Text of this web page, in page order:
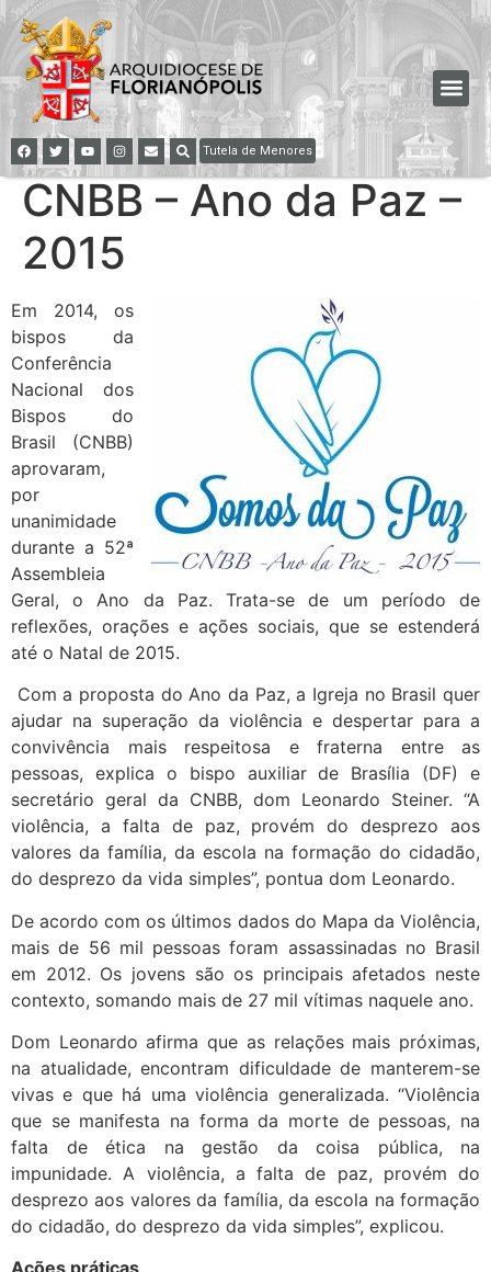
Tutela de Menores
CNBB – Ano da Paz –
2015
Em 2014, os
bispos da
Conferência
Nacional dos
Bispos do
Brasil (CNBB)
aprovaram,
por
unanimidade
durante a 52ª
Assembleia
Geral, o Ano da Paz. Trata-se de um período de
reflexões, orações e ações sociais, que se estenderá
até o Natal de 2015.
Com a proposta do Ano da Paz, a Igreja no Brasil quer
ajudar na superação da violência e despertar para a
convivência mais respeitosa e fraterna entre as
pessoas, explica o bispo auxiliar de Brasília (DF) e
secretário geral da CNBB, dom Leonardo Steiner. “A
violência, a falta de paz, provém do desprezo aos
valores da família, da escola na formação do cidadão,
do desprezo da vida simples”, pontua dom Leonardo.
De acordo com os últimos dados do Mapa da Violência,
mais de 56 mil pessoas foram assassinadas no Brasil
em 2012. Os jovens são os principais afetados neste
contexto, somando mais de 27 mil vítimas naquele ano.
Dom Leonardo afirma que as relações mais próximas,
na atualidade, encontram dificuldade de manterem-se
vivas e que há uma violência generalizada. “Violência
que se manifesta na forma da morte de pessoas, na
falta de ética na gestão da coisa pública, na
impunidade. A violência, a falta de paz, provém do
desprezo aos valores da família, da escola na formação
do cidadão, do desprezo da vida simples”, explicou.